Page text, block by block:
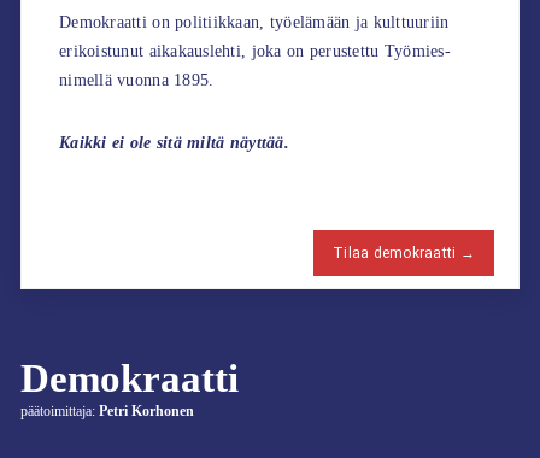
Demokraatti
päätoimittaja: Petri Korhonen
Demokraatti on politiikkaan, työelämään ja kulttuuriin
erikoistunut aikakauslehti, joka on perustettu Työmies-
nimellä vuonna 1895.
Kaikki ei ole sitä miltä näyttää.
Tilaa demokraatti →